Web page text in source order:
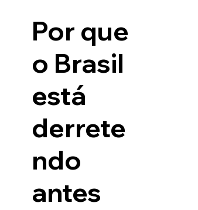
Por que
o Brasil
está
derrete
ndo
antes